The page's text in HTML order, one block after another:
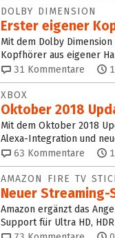
DOLBY DIMENSION
Erster eigener
Mit dem Dolby
Kopfhörer aus eigener
31 Kommentare
XBOX
Oktober 2018
Mit dem Oktober 2018
Alexa-Integration und
63 Kommentare
AMAZON FIRE TV
Neuer Streaming-
Amazon ergänzt das
Support für Ultra HD,